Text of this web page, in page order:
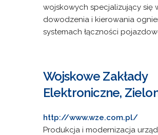
wojskowych specjalizujący się
dowodzenia i kierowania
systemach łączności
Wojskowe Zakłady
Elektroniczne,
http://www.wze.com.pl/
Produkcja i modernizacja